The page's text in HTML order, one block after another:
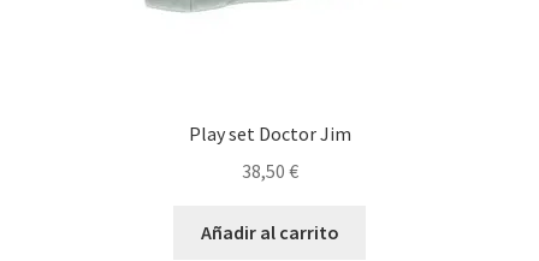
Play set Doctor Jim
38,50 €
Añadir al carrito